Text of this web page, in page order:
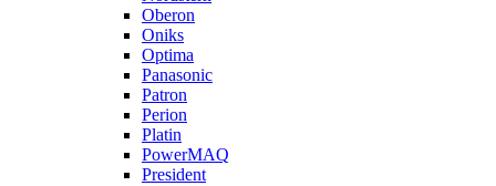
Oberon
Oniks
Optima
Panasonic
Patron
Perion
Platin
PowerMAQ
President